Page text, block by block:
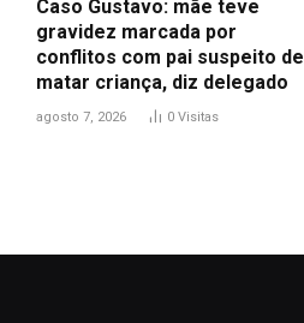
Caso Gustavo: mãe teve
gravidez marcada por
conflitos com pai suspeito de
matar criança, diz delegado
agosto 7, 2026 0 Visitas